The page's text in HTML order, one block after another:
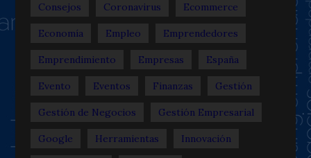
Consejos Coronavirus Ecommerce
Economía Empleo Emprendedores
Emprendimiento Empresas España
Evento Eventos Finanzas Gestión
Gestión de Negocios Gestión Empresarial
Google Herramientas Innovación